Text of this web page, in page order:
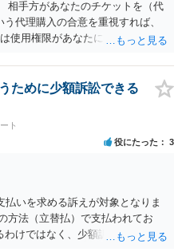
思えます。 以上、ご参考まで。
相手方があなたのチケットを（代
代理購入の合意を重視すれば、
使用権限があなたにあり、チケッ
相手方と一緒に行く」という合意
できません。こちらを重視すれ
緒に行く」という結果の実現に
ケットを引き渡すべきといえる
するのが当事者の合理的意思に
傾くことになると思います。 例
場合、交際を解消した2人が当日
う心理が働くことも無理からぬ
指定のアリーナ席であれば隣り
し、そのチケットが入手困難で
断は変わってくるかもしれませ
止法に規定する特定興行入場券に
ために少額訴訟できる
ト
役にたった 3
いを求める訴えが対象となりま
方法（立替払）で支払われてお
わけではなく、少額訴訟は使えな